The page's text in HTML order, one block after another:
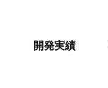
開発実績